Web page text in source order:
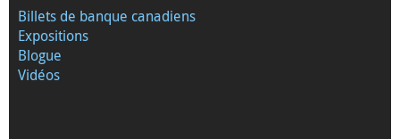
Billets de banque canadiens
Expositions
Blogue
Vidéos